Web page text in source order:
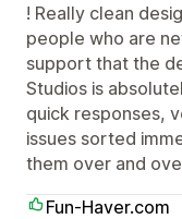
! Really clean
people who are
support that the
Studios is
quick responses,
issues sorted
them over and
Fun-Haver.com